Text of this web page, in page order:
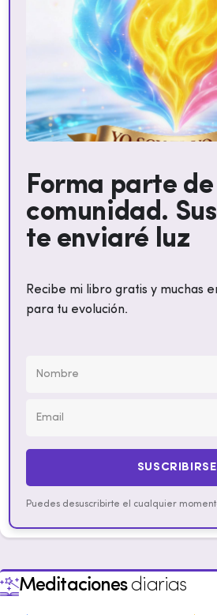
Forma parte
comunidad.
te enviaré luz
Recibe mi libro gratis y muchas
para tu evolución.
SUSCRIBIRSE
Puedes desuscribirte el cualquier
Meditacionesdiarias